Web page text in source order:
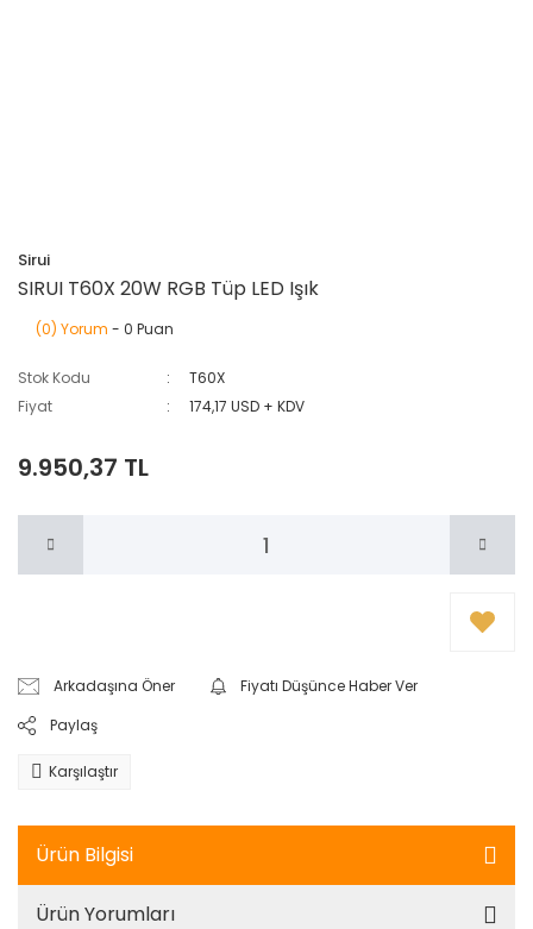
Sirui
SIRUI T60X 20W RGB Tüp LED Işık
(0) Yorum - 0 Puan
Stok Kodu
T60X
Fiyat
174,17 USD + KDV
9.950,37 TL
Arkadaşına Öner
Fiyatı Düşünce Haber Ver
Paylaş
Karşılaştır
Ürün Bilgisi
Ürün Yorumları